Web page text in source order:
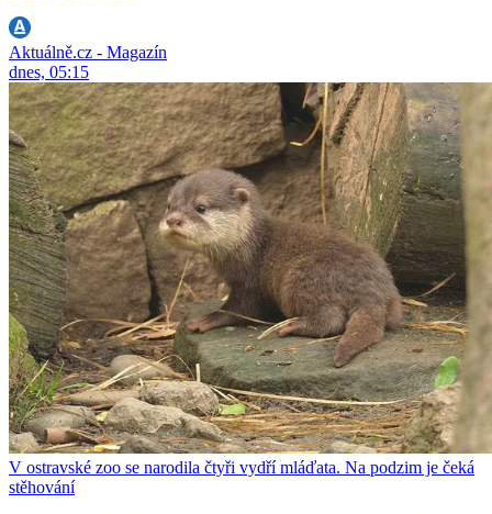
Aktuálně.cz - Magazín
dnes, 05:15
V ostravské zoo se narodila čtyři vydří mláďata. Na podzim je čeká
stěhování